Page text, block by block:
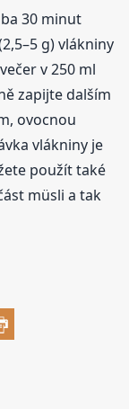
30 minut
g) vlákniny
v 250 ml
zapijte dalším
ovocnou
vlákniny je
použít také
müsli a tak